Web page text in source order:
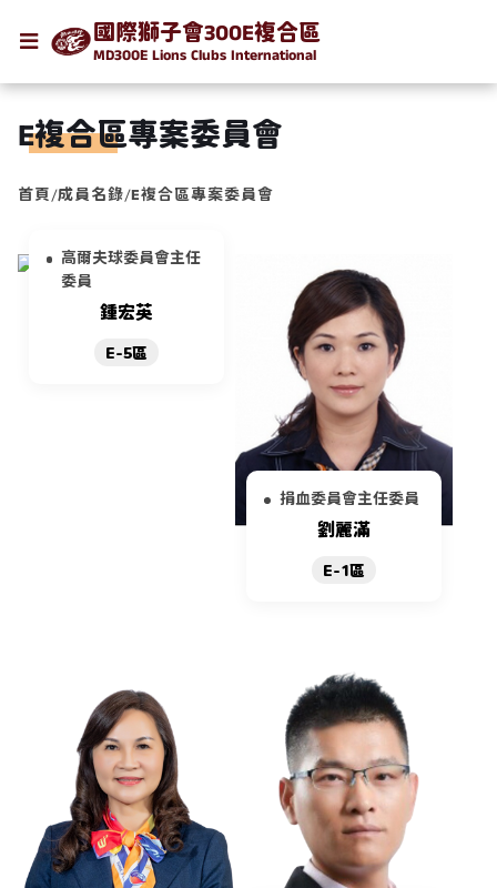
國際獅子會300E複合區
MD300E Lions Clubs International
E複合區專案委員會
首頁/成員名錄/E複合區專案委員會
高爾夫球委員會主任
委員
鍾宏英
E-5區
捐血委員會主任委員
劉麗滿
E-1區